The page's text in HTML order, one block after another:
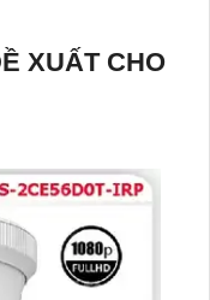
XUẤT CHO